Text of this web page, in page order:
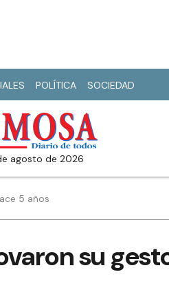
POLÍTICA SOCIEDAD
agosto de 2026
5 años
su